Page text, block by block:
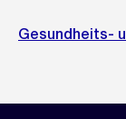
Gesundheits-